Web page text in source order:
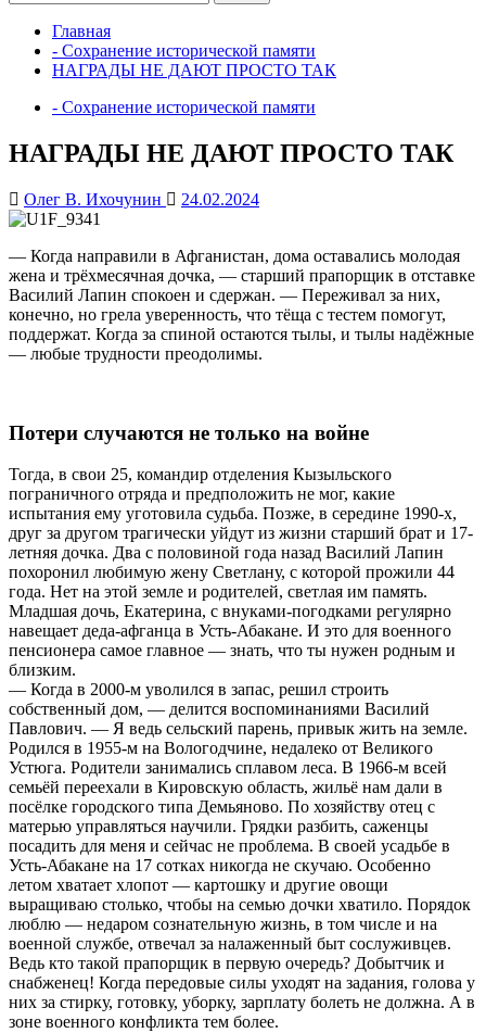
Главная
- Сохранение исторической памяти
НАГРАДЫ НЕ ДАЮТ ПРОСТО ТАК
- Сохранение исторической памяти
НАГРАДЫ НЕ ДАЮТ ПРОСТО ТАК
Олег В. Ихочунин 24.02.2024
— Когда направили в Афганистан, дома оставались молодая
жена и трёхмесячная дочка, — старший прапорщик в отставке
Василий Лапин спокоен и сдержан. — Переживал за них,
конечно, но грела уверенность, что тёща с тестем помогут,
поддержат. Когда за спиной остаются тылы, и тылы надёжные
— любые трудности преодолимы.
Потери случаются не только на войне
Тогда, в свои 25, командир отделения Кызыльского
пограничного отряда и предположить не мог, какие
испытания ему уготовила судьба. Позже, в середине 1990-х,
друг за другом трагически уйдут из жизни старший брат и 17-
летняя дочка. Два с половиной года назад Василий Лапин
похоронил любимую жену Светлану, с которой прожили 44
года. Нет на этой земле и родителей, светлая им память.
Младшая дочь, Екатерина, с внуками-погодками регулярно
навещает деда-афганца в Усть-Абакане. И это для военного
пенсионера самое главное — знать, что ты нужен родным и
близким.
— Когда в 2000-м уволился в запас, решил строить
собственный дом, — делится воспоминаниями Василий
Павлович. — Я ведь сельский парень, привык жить на земле.
Родился в 1955-м на Вологодчине, недалеко от Великого
Устюга. Родители занимались сплавом леса. В 1966-м всей
семьёй переехали в Кировскую область, жильё нам дали в
посёлке городского типа Демьяново. По хозяйству отец с
матерью управляться научили. Грядки разбить, саженцы
посадить для меня и сейчас не проблема. В своей усадьбе в
Усть-Абакане на 17 сотках никогда не скучаю. Особенно
летом хватает хлопот — картошку и другие овощи
выращиваю столько, чтобы на семью дочки хватило. Порядок
люб­лю — недаром сознательную жизнь, в том числе и на
военной службе, отвечал за налаженный быт сослуживцев.
Ведь кто такой прапорщик в первую очередь? Добытчик и
снабженец! Когда передовые силы уходят на задания, голова у
них за стирку, готовку, уборку, зарплату болеть не должна. А в
зоне военного конфликта тем более.